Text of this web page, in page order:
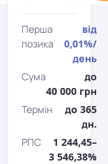
Перша
позика
від
0,01%/
день
Сума
до
40 000 грн
Термін
до 365
дн.
РПС
1 244,45–
3 546,38%